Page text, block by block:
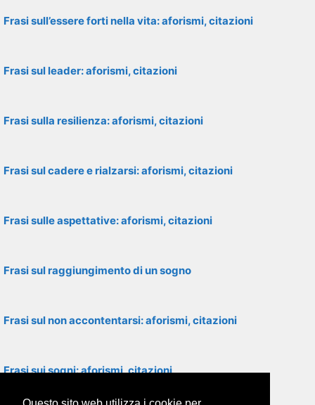
Frasi sull’essere forti nella vita: aforismi, citazioni
Frasi sul leader: aforismi, citazioni
Frasi sulla resilienza: aforismi, citazioni
Frasi sul cadere e rialzarsi: aforismi, citazioni
Frasi sulle aspettative: aforismi, citazioni
Frasi sul raggiungimento di un sogno
Frasi sul non accontentarsi: aforismi, citazioni
Frasi sui sogni: aforismi, citazioni